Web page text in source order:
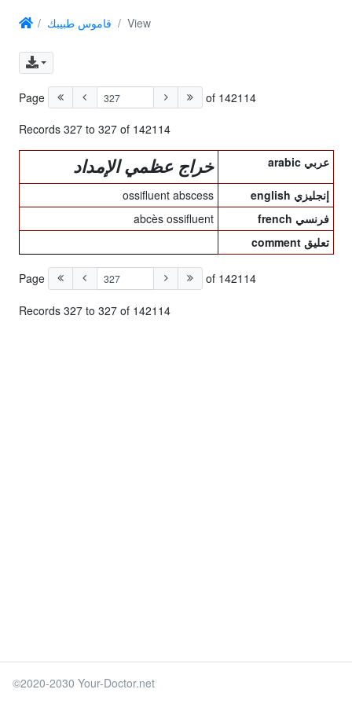
قاموس طبيبك View
Page of 142114
Records 327 to 327 of 142114
arabic عربي خراج عظمي الإمداد
english إنجليزي
ossifluent abscess
french فرنسي
abcès ossifluent
comment تعليق
Page of 142114
Records 327 to 327 of 142114
©2020-2030 Your-Doctor.net